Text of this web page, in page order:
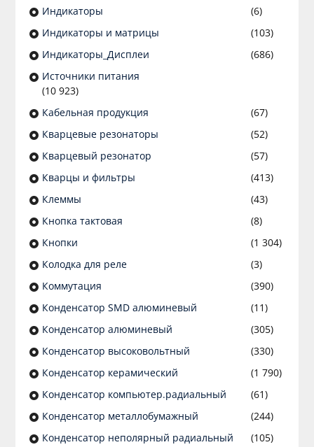
Индикаторы
(6)
Индикаторы и матрицы
(103)
Индикаторы_Дисплеи
(686)
Источники питания
(10 923)
Кабельная продукция
(67)
Кварцевые резонаторы
(52)
Кварцевый резонатор
(57)
Кварцы и фильтры
(413)
Клеммы
(43)
Кнопка тактовая
(8)
Кнопки
(1 304)
Колодка для реле
(3)
Коммутация
(390)
Конденсатор SMD алюминевый
(11)
Конденсатор алюминевый
(305)
Конденсатор высоковольтный
(330)
Конденсатор керамический
(1 790)
Конденсатор компьютер.радиальный
(61)
Конденсатор металлобумажный
(244)
Конденсатор неполярный радиальный
(105)